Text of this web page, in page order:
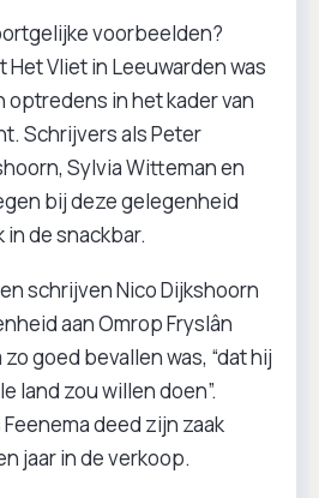
voorbeelden?
Vliet in Leeuwarden was
optredens in het kader van
Schrijvers als Peter
Sylvia Witteman en
bij deze gelegenheid
de snackbar.
schrijven Nico Dijkshoorn
aan Omrop Fryslân
goed bevallen was, “dat hij
land zou willen doen”.
deed zijn zaak
jaar in de verkoop.